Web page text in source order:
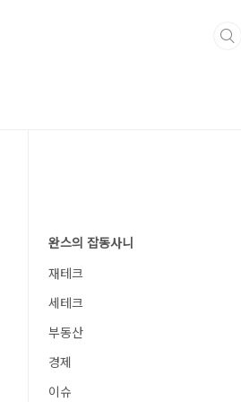
완스의 잡동사니
재테크
세테크
부동산
경제
이슈